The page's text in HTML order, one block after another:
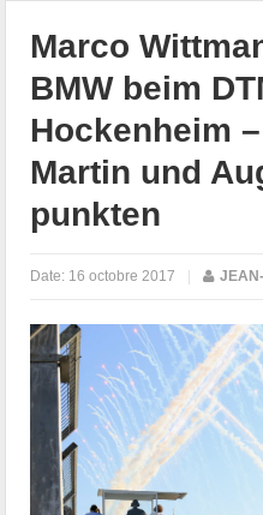
Marco
BMW beim
Hockenheim
Martin und
punkten
Date: 16 octobre 2017 |